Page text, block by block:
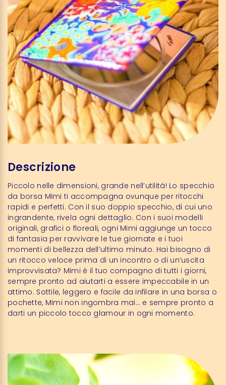
Descrizione
Piccolo nelle dimensioni, grande nell’utilità! Lo specchio
da borsa Mimi ti accompagna ovunque per ritocchi
rapidi e perfetti. Con il suo doppio specchio, di cui uno
ingrandente, rivela ogni dettaglio. Con i suoi modelli
originali, grafici o floreali, ogni Mimi aggiunge un tocco
di fantasia per ravvivare le tue giornate e i tuoi
momenti di bellezza dell’ultimo minuto. Hai bisogno di
un ritocco veloce prima di un incontro o di un’uscita
improvvisata? Mimi è il tuo compagno di tutti i giorni,
sempre pronto ad aiutarti a essere impeccabile in un
attimo. Sottile, leggero e facile da infilare in una borsa o
pochette, Mimi non ingombra mai… e sempre pronto a
darti un piccolo tocco glamour in ogni momento.